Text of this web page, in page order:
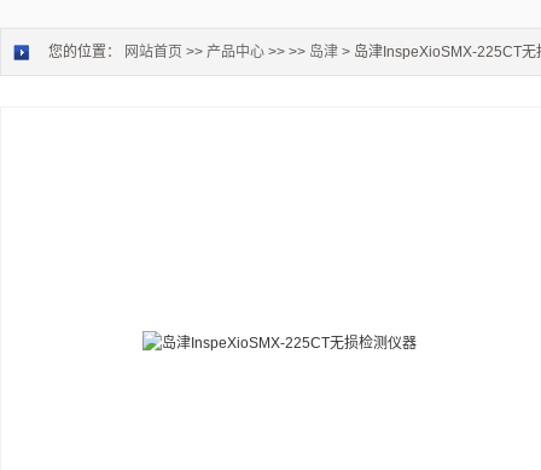
您的位置： 网站首页 >> 产品中心 >> >> 岛津 > 岛津InspeXioSMX-225CT无